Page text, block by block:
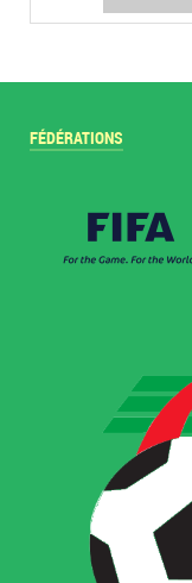
FÉDÉRATIONS